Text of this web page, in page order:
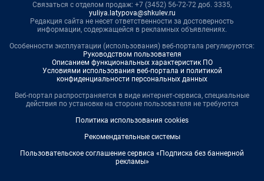
Связаться с отделом продаж: +7 (3452) 56-72-72 доб. 3335,
yuliya.latypova@shkulev.ru
Редакция сайта не несет ответственности за достоверность
информации, содержащейся в рекламных объявлениях.
Особенности эксплуатации (использования) веб-портала регулируются:
Руководством пользователя
Описанием функциональных характеристик ПО
Условиями использования веб-портала и политикой
конфиденциальности персональных данных
Веб-портал распространяется в виде интернет-сервиса, специальные
действия по установке на стороне пользователя не требуются
Политика использования cookies
Рекомендательные системы
Пользовательское соглашение сервиса «Подписка без баннерной
рекламы»